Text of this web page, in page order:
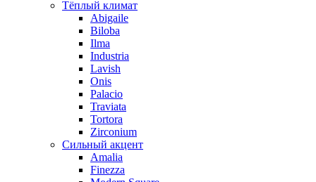
Тёплый климат
Abigaile
Biloba
Ilma
Industria
Lavish
Onis
Palacio
Traviata
Tortora
Zirconium
Сильный акцент
Amalia
Finezza